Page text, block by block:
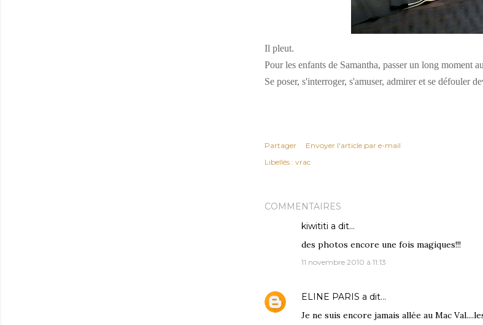
Il pleut.
Pour les enfants de Samantha, passer un long moment au
Se poser, s'interroger, s'amuser, admirer et se défouler
Partager
Envoyer l'article par e-mail
Libellés : vrac
COMMENTAIRES
kiwititi a dit…
des photos encore une fois magiques!!!
11 novembre 2010 à 11:13
ELINE PARIS a dit…
Je ne suis encore jamais allée au Mac